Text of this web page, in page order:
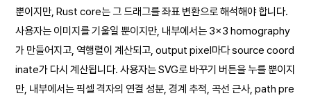
뿐이지만, Rust core는 그 드래그를 좌표 변환으로 해석해야 합니다.
사용자는 이미지를 기울일 뿐이지만, 내부에서는 3×3 homography
가 만들어지고, 역행렬이 계산되고, output pixel마다 source coord
inate가 다시 계산됩니다. 사용자는 SVG로 바꾸기 버튼을 누를 뿐이지
만, 내부에서는 픽셀 격자의 연결 성분, 경계 추적, 곡선 근사, path pre